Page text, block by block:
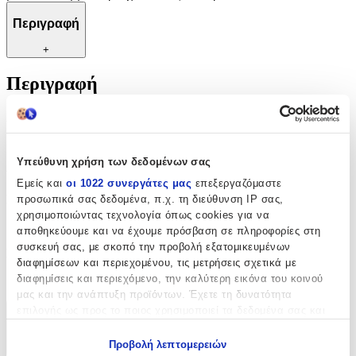
Υπεύθυνη χρήση των δεδομένων σας
Εμείς και οι 1022 συνεργάτες μας επεξεργαζόμαστε
προσωπικά σας δεδομένα, π.χ. τη διεύθυνση IP σας,
χρησιμοποιώντας τεχνολογία όπως cookies για να
αποθηκεύουμε και να έχουμε πρόσβαση σε πληροφορίες στη
συσκευή σας, με σκοπό την προβολή εξατομικευμένων
διαφημίσεων και περιεχομένου, τις μετρήσεις σχετικά με
διαφημίσεις και περιεχόμενο, την καλύτερη εικόνα του κοινού
μας και την ανάπτυξη προϊόντων. Έχετε τη δυνατότητα
Προβολή λεπτομερειών
Περιγραφή
+
Περιγραφή
Αποκτήστε τα απαραίτητα εργαλεία ραπτικής για να δημιουργήσετε
μοναδικά κομμάτια ρούχων και αξεσουάρ!
Χαρακτηριστικά
Κατασκευαστής:
Premax
Είδος:
Ψαλίδια
Χαρακτηριστικά